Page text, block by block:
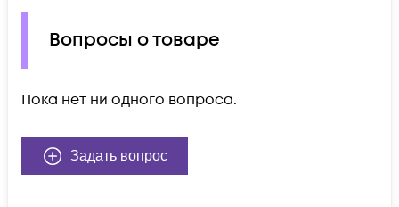
Вопросы о товаре
Пока нет ни одного вопроса.
Задать вопрос